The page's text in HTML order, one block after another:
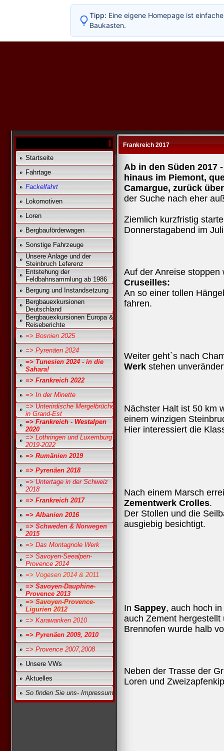
Startseite
Fahrtage
Fackelfahrt
Lokomotiven
Loren
Bergbauförderwagen
Sonstige Fahrzeuge
Unsere Anlage und der
Steinbruch Leferenz
Entstehung der
Feldbahnsammlung ab 1986
Bergung und Instandsetzung
Bergbauexkursionen
Deutschland
Bergbauexkursionen Europa &
Reiseberichte
=> Bosnien 2025
=> Pyrenäen 2024
=> Tunesien 2024 - in die
Sahara!
=> Frankreich 2022
=> In der Minette
=> Unterirdische Mergelbrüche
in Grand-Est
=> Frankreich - Westalpen
2020
=> Lothringen und Luxemburg
2019-2022
=> Rumänien 2019
=> Pyrenäen 2018
=> Untertage in der Schweiz
2018
=> Frankreich 2017
=> Albanien 2016
=> Schweden & Norwegen
2015
=> Das Montagnole Werk
=> Savoyen-Seealpen-
Provence 2014
=> Vogesen 2014 & 2011
=> Savoyen-Dauphine-
Provence 2013
=> Savoyen-Provence-
Ligurien 2012
=> Karawanken 2010
=> Pyrenäen 2009, 2010
=> Provence 2007,2008
Unsere VWs
Aktuelles
So finden Sie uns- Impressum
Frankreich 2017
Ab in den Süden 2017
hinaus im Piemont,
Camargue, zurück
der Suche nach eher
Ziemlich kurzfristig
Donnerstagabend im
Auf der Anreise stoppen
Cruseilles:
An so einer tollen
fahren.
Weiter geht`s nach
Werk stehen
Nächster Halt ist 50 km
einem winzigen
Hier interessiert die
Nach einem Marsch
Zementwerk Crolles.
Der Stollen und die
ausgiebig besichtigt.
In Sappey, auch hoch
auch Zement
Brennofen wurde halb
Neben der Trasse der
Loren und
Tipp: Eine eigene Homepage ist
Baukasten.